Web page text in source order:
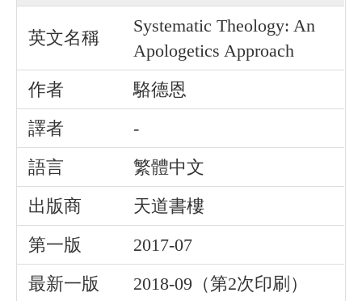
英文名稱
Systematic Theology: An
Apologetics Approach
作者
駱德恩
譯者
-
語言
繁體中文
出版商
天道書樓
第一版
2017-07
最新一版
2018-09（第2次印刷）